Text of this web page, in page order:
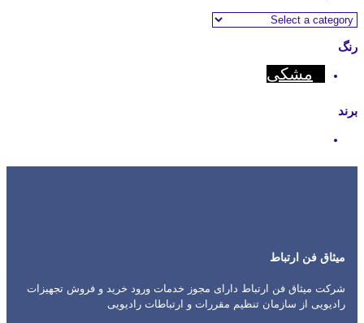
رنگ
مشکی
برند
میثاق فن ارتباط
شرکت میثاق فن ارتباط دارای مجوز خدمات ورود خرید و فروش تجهیزات
رادیویی از سازمان تنظیم مقررات و ارتباطات رادیویی